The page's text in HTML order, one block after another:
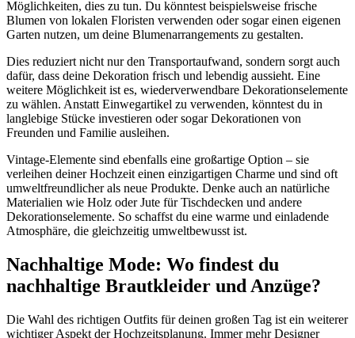
Möglichkeiten, dies zu tun. Du könntest beispielsweise frische
Blumen von lokalen Floristen verwenden oder sogar einen eigenen
Garten nutzen, um deine Blumenarrangements zu gestalten.
Dies reduziert nicht nur den Transportaufwand, sondern sorgt auch
dafür, dass deine Dekoration frisch und lebendig aussieht. Eine
weitere Möglichkeit ist es, wiederverwendbare Dekorationselemente
zu wählen. Anstatt Einwegartikel zu verwenden, könntest du in
langlebige Stücke investieren oder sogar Dekorationen von
Freunden und Familie ausleihen.
Vintage-Elemente sind ebenfalls eine großartige Option – sie
verleihen deiner Hochzeit einen einzigartigen Charme und sind oft
umweltfreundlicher als neue Produkte. Denke auch an natürliche
Materialien wie Holz oder Jute für Tischdecken und andere
Dekorationselemente. So schaffst du eine warme und einladende
Atmosphäre, die gleichzeitig umweltbewusst ist.
Nachhaltige Mode: Wo findest du
nachhaltige Brautkleider und Anzüge?
Die Wahl des richtigen Outfits für deinen großen Tag ist ein weiterer
wichtiger Aspekt der Hochzeitsplanung. Immer mehr Designer